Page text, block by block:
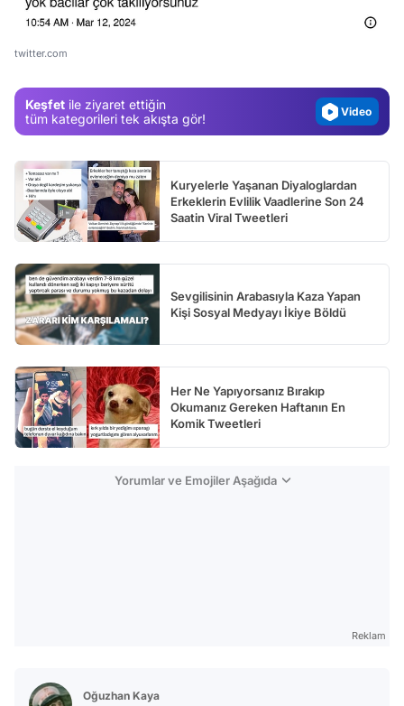
twitter.com
Keşfet ile ziyaret ettiğin
tüm kategorileri tek akışta gör!
Gündem
Test
Kuryelerle Yaşanan Diyaloglardan
Erkeklerin Evlilik Vaadlerine Son 24
Saatin Viral Tweetleri
Sevgilisinin Arabasıyla Kaza Yapan
Kişi Sosyal Medyayı İkiye Böldü
Her Ne Yapıyorsanız Bırakıp
Okumanız Gereken Haftanın En
Komik Tweetleri
Yorumlar ve Emojiler Aşağıda
Reklam
Oğuzhan Kaya